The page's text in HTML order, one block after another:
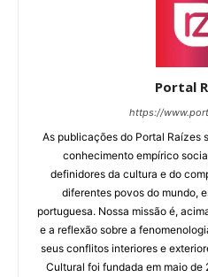
Portal
https://
As publicações do Portal Raízes
conhecimento empírico
definidores da cultura e do
diferentes povos do mundo,
portuguesa. Nossa missão é,
e a reflexão sobre a
seus conflitos interiores e
Cultural foi fundada em maio